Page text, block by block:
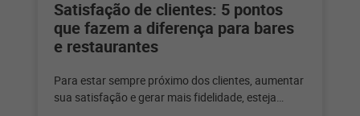
Satisfação de clientes: 5 pontos
que fazem a diferença para bares
e restaurantes
Para estar sempre próximo dos clientes, aumentar
sua satisfação e gerar mais fidelidade, esteja